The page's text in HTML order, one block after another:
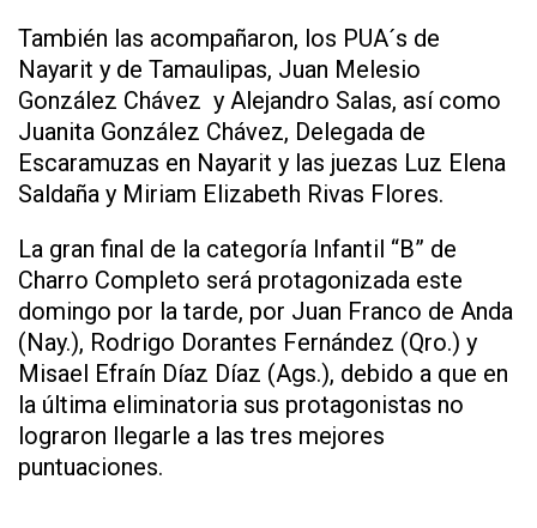
También las acompañaron, los PUA´s de
Nayarit y de Tamaulipas, Juan Melesio
González Chávez y Alejandro Salas, así como
Juanita González Chávez, Delegada de
Escaramuzas en Nayarit y las juezas Luz Elena
Saldaña y Miriam Elizabeth Rivas Flores.
La gran final de la categoría Infantil “B” de
Charro Completo será protagonizada este
domingo por la tarde, por Juan Franco de Anda
(Nay.), Rodrigo Dorantes Fernández (Qro.) y
Misael Efraín Díaz Díaz (Ags.), debido a que en
la última eliminatoria sus protagonistas no
lograron llegarle a las tres mejores
puntuaciones.